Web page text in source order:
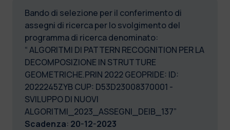
Bando di selezione per il conferimento di
assegni di ricerca per lo svolgimento del
programma di ricerca denominato:
“ ALGORITMI DI PATTERN RECOGNITION PER LA
DECOMPOSIZIONE IN STRUTTURE
GEOMETRICHE.PRIN 2022 GEOPRIDE: ID:
2022245ZYB CUP: D53D23008370001 -
SVILUPPO DI NUOVI
ALGORITMI_2023_ASSEGNI_DEIB_137”
Scadenza: 20-12-2023